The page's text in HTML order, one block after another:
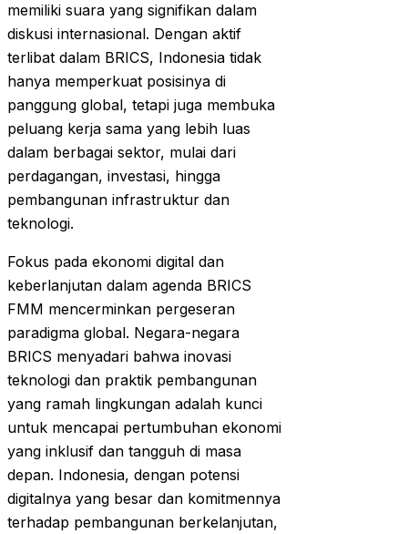
memiliki suara yang signifikan dalam
diskusi internasional. Dengan aktif
terlibat dalam BRICS, Indonesia tidak
hanya memperkuat posisinya di
panggung global, tetapi juga membuka
peluang kerja sama yang lebih luas
dalam berbagai sektor, mulai dari
perdagangan, investasi, hingga
pembangunan infrastruktur dan
teknologi.
Fokus pada ekonomi digital dan
keberlanjutan dalam agenda BRICS
FMM mencerminkan pergeseran
paradigma global. Negara-negara
BRICS menyadari bahwa inovasi
teknologi dan praktik pembangunan
yang ramah lingkungan adalah kunci
untuk mencapai pertumbuhan ekonomi
yang inklusif dan tangguh di masa
depan. Indonesia, dengan potensi
digitalnya yang besar dan komitmennya
terhadap pembangunan berkelanjutan,